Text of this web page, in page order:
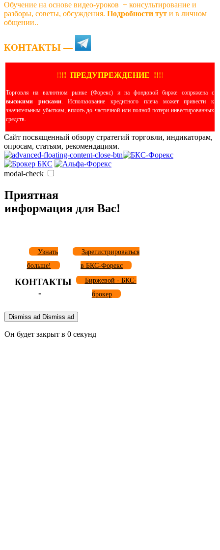
Обучение на основе видео-уроков ️ + консультирование и
разборы, советы, обсуждения. Подробности тут и в личном
общении..
КОНТАКТЫ —
!!!! ПРЕДУПРЕЖДЕНИЕ !!!!
Торговля на валютном рынке (Форекс) и на фондовой бирже сопряжена с
высокими рисками. Использование кредитного плеча может привести к
значительным убыткам, вплоть до частичной или полной потери инвестированных
средств.
Сайт посвященный обзору стратегий торговли, индикаторам,
опросам, статьям, рекомендациям.
modal-check
Приятная
информация для Вас!
Узнать
больше!
Зарегистрироваться
в БКС-Форекс
КОНТАКТЫ
-
Биржевой - БКС-
брокер
Dismiss ad Dismiss ad
Он будет закрыт в 0 секунд